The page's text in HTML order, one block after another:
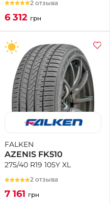
2 отзыва
6 312 грн
FALKEN
AZENIS FK510
275/40 R19 105Y XL
2 отзыва
7 161 грн